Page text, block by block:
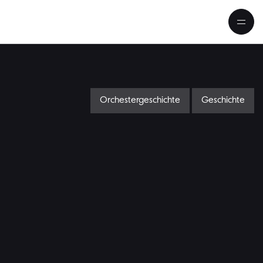
Orchestergeschichte Geschichte